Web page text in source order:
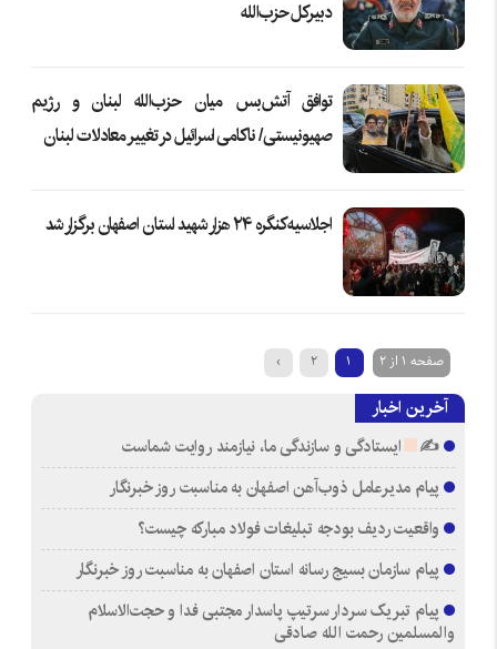
دبیرکل حزب‌الله
توافق آتش‌بس میان حزب‌الله لبنان و رژیم
صهیونیستی/ ناکامی اسرائیل در تغییر معادلات لبنان
اجلاسیه کنگره ۲۴ هزار شهید استان اصفهان برگزار شد
صفحه 1 از 2 1
2
›
آخرین اخبار
✍
ایستادگی و سازندگی ما، نیازمند روایت شماست
پیام مدیرعامل ذوب‌آهن اصفهان به مناسبت روز خبرنگار
واقعیت ردیف بودجه تبلیغات فولاد مبارکه چیست؟
پیام سازمان بسیج رسانه استان اصفهان به مناسبت روز خبرنگار
پیام تبریک سردار سرتیپ پاسدار مجتبی فدا و حجت‌الاسلام
والمسلمین رحمت الله صادقی